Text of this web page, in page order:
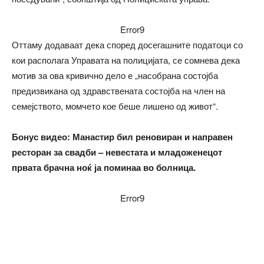
Error9
Оттаму додаваат дека според досегашните податоци со
кои располага Управата на полицијата, се сомнева дека
мотив за ова кривично дело е „насобрана состојба
предизвикана од здравствената состојба на член на
семејството, момчето кое беше лишено од живот“.
Бонус видео: Манастир бил реновиран и направен
ресторан за свадби – невестата и младоженецот
првата брачна ноќ ја поминаа во болница.
Error9